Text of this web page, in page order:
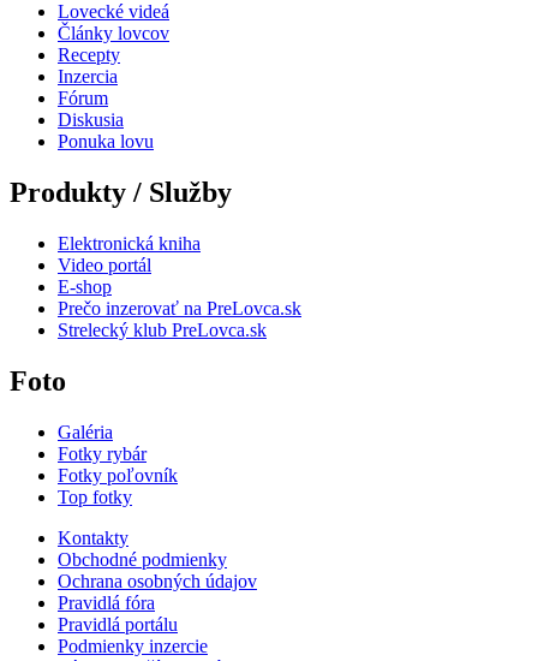
Lovecké videá
Články lovcov
Recepty
Inzercia
Fórum
Diskusia
Ponuka lovu
Produkty / Služby
Elektronická kniha
Video portál
E-shop
Prečo inzerovať na PreLovca.sk
Strelecký klub PreLovca.sk
Foto
Galéria
Fotky rybár
Fotky poľovník
Top fotky
Kontakty
Obchodné podmienky
Ochrana osobných údajov
Pravidlá fóra
Pravidlá portálu
Podmienky inzercie